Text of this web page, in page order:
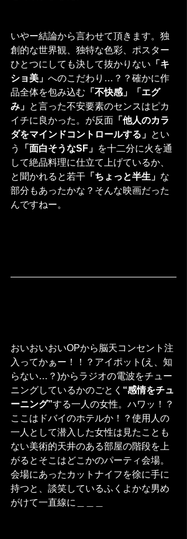
いやー結論から言わせて頂きます。独
創的な世界観、独特な色彩、ポスター
ひとつにしても決して抜かりない 「キ
ショ美」 へのこだわり…？？確かに作
品全体を包み込む 「不快感」「エグ
み」 と言った不安要素のセンスはピカ
イチに良かった。が反面 「他人のカラ
ダをマインドコントロールする」 とい
う
「面白そうなSF」 を十二分に火を通
して絶品料理に仕立て上げているか、
と聞かれると若干 「ちょっと半生」 な
部分もあったかな？そんな映画だった
んですねー。
おいおいおいOPから脳天コンセント注
入ってかぁー！！？アイポット(え、知
らない…？)からラジオの電波をチュー
ニングしているかのごとく “感情をチュ
ーニング”する一人の女性。ハワッ！？
ここはドバイのホテルか！？使用人の
一人として潜入した女性は見たことも
ない美術的天井のある部屋の階段を上
がるとそこはどこかのパーティ会場。
会場にあったカットナイフを徐に手に
持つと、談笑しているふくよかな男め
がけて一直線に＿＿＿